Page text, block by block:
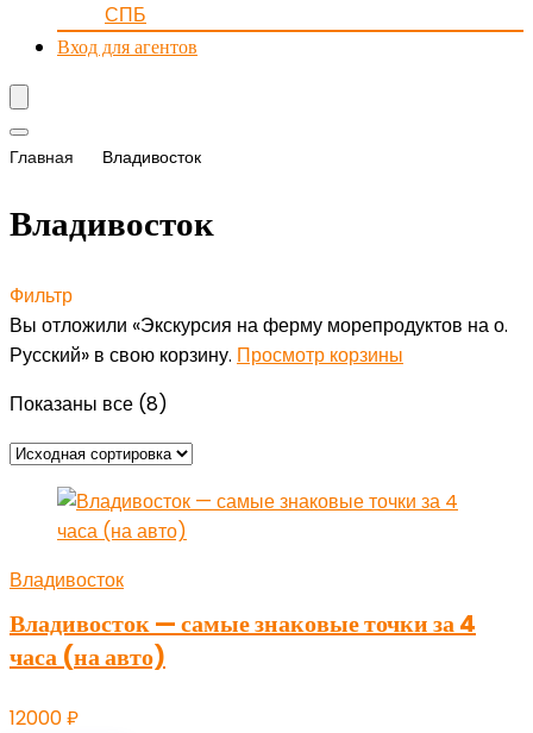
СПБ
Вход для агентов
Главная Владивосток
Владивосток
Фильтр
Вы отложили «Экскурсия на ферму морепродуктов на о.
Русский» в свою корзину. Просмотр корзины
Показаны все (8)
Владивосток
Владивосток — самые знаковые точки за 4
часа (на авто)
12000₽